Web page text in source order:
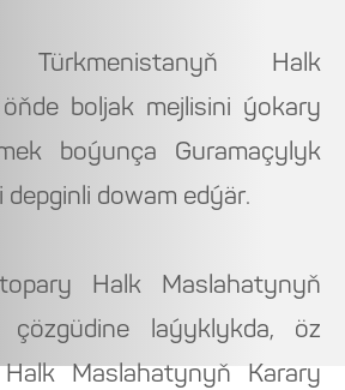
Halk
boljak mejlisini ýokary
boýunça Guramaçylyk
dowam edýär.
Halk Maslahatynyň
çözgüdine laýyklykda, öz
Maslahatynyň Karary